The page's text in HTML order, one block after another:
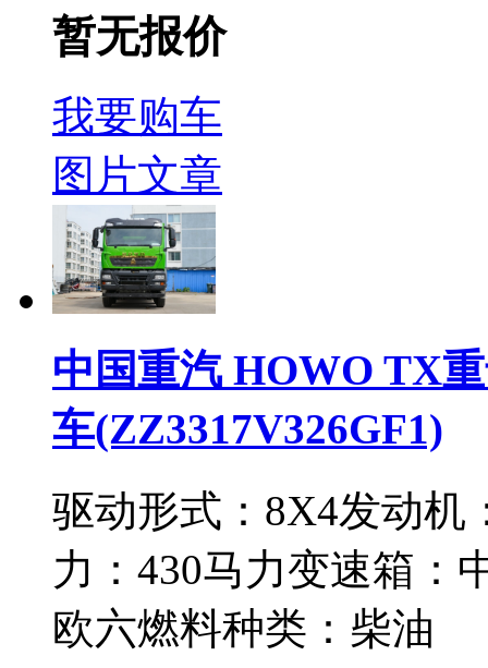
暂无报价
我要购车
图片文章
中国重汽 HOWO TX
车(ZZ3317V326GF1)
驱动形式： 8X4发动机
力： 430马力变速箱：
欧六燃料种类： 柴油